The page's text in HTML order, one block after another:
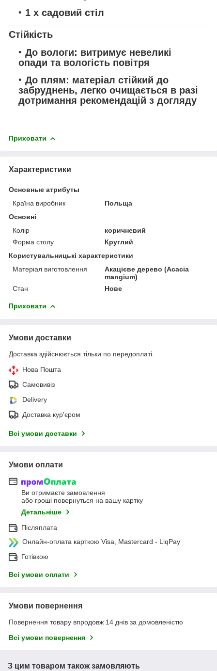
1 х садовий стіл
Стійкість
До вологи: витримує невеликі
опади та вологість повітря
До плям: матеріал стійкий до
забруднень, легко очищається в разі
дотримання рекомендацій з догляду
Приховати
Характеристики
Основные атрибуты
Країна виробник
Польща
Основні
Колір
коричневий
Форма столу
Круглий
Користувальницькі характеристики
Матеріал виготовлення
Акацієве дерево (Acacia
mangium)
Стан
Нове
Приховати
Умови доставки
Доставка здійснюється тільки по передоплаті.
Нова Пошта
Самовивіз
Delivery
Доставка кур'єром
Всі умови доставки
Умови оплати
Ви отримаєте замовлення
або гроші повернуться на вашу картку
Детальніше
Післяплата
Онлайн-оплата карткою Visa, Mastercard - LiqPay
Готівкою
Всі умови оплати
Умови повернення
Повернення товару впродовж 14 днів за домовленістю
Всі умови повернення
З цим товаром також замовляють